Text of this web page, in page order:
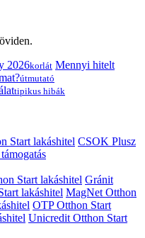
2026korlát Mennyi hitelt
útmutató
tipikus hibák
Start lakáshitel CSOK Plusz
Start lakáshitel Gránit
lakáshitel MagNet Otthon
OTP Otthon Start
Unicredit Otthon Start